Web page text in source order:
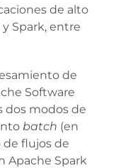
de alto
Spark, entre
de
Software
dos modos de
batch (en
de flujos de
Apache Spark